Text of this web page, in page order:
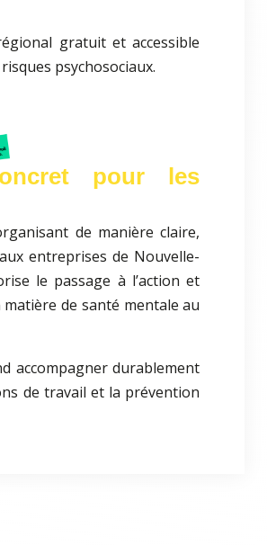
gratuit et accessible
psychosociaux.
pour les
de manière claire,
entreprises de Nouvelle-
le passage à l’action et
de santé mentale au
accompagner durablement
de travail et la prévention